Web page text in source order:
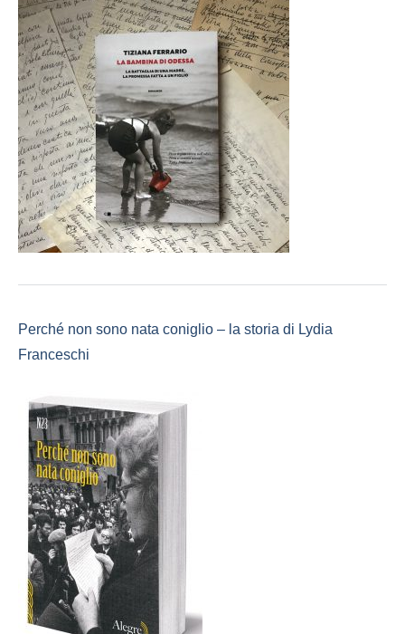
Perché non sono nata coniglio – la storia di Lydia
Franceschi